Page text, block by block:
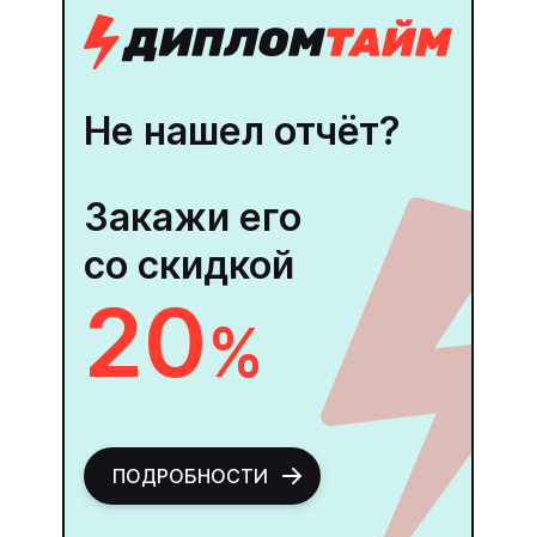
Не нашел отчёт?
Закажи его
со скидкой
20%
ПОДРОБНОСТИ